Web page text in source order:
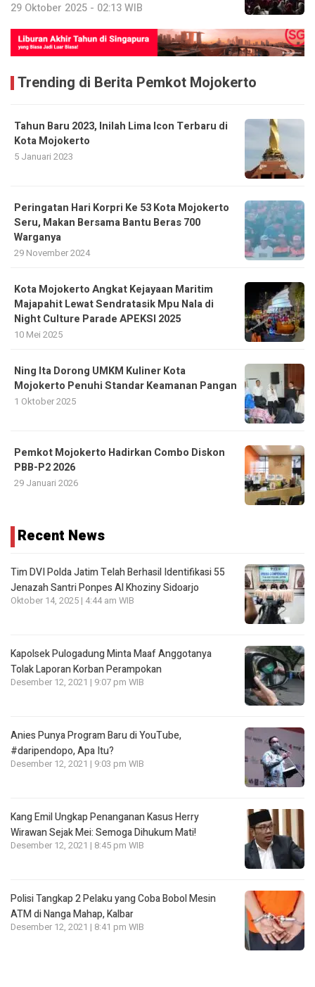
29 Oktober 2025 - 02:13 WIB
Trending di Berita Pemkot Mojokerto
Tahun Baru 2023, Inilah Lima Icon Terbaru di
Kota Mojokerto
5 Januari 2023
Peringatan Hari Korpri Ke 53 Kota Mojokerto
Seru, Makan Bersama Bantu Beras 700
Warganya
29 November 2024
Kota Mojokerto Angkat Kejayaan Maritim
Majapahit Lewat Sendratasik Mpu Nala di
Night Culture Parade APEKSI 2025
10 Mei 2025
Ning Ita Dorong UMKM Kuliner Kota
Mojokerto Penuhi Standar Keamanan Pangan
1 Oktober 2025
Pemkot Mojokerto Hadirkan Combo Diskon
PBB-P2 2026
29 Januari 2026
Recent News
Tim DVI Polda Jatim Telah Berhasil Identifikasi 55
Jenazah Santri Ponpes Al Khoziny Sidoarjo
Oktober 14, 2025 | 4:44 am WIB
Kapolsek Pulogadung Minta Maaf Anggotanya
Tolak Laporan Korban Perampokan
Desember 12, 2021 | 9:07 pm WIB
Anies Punya Program Baru di YouTube,
#daripendopo, Apa Itu?
Desember 12, 2021 | 9:03 pm WIB
Kang Emil Ungkap Penanganan Kasus Herry
Wirawan Sejak Mei: Semoga Dihukum Mati!
Desember 12, 2021 | 8:45 pm WIB
Polisi Tangkap 2 Pelaku yang Coba Bobol Mesin
ATM di Nanga Mahap, Kalbar
Desember 12, 2021 | 8:41 pm WIB